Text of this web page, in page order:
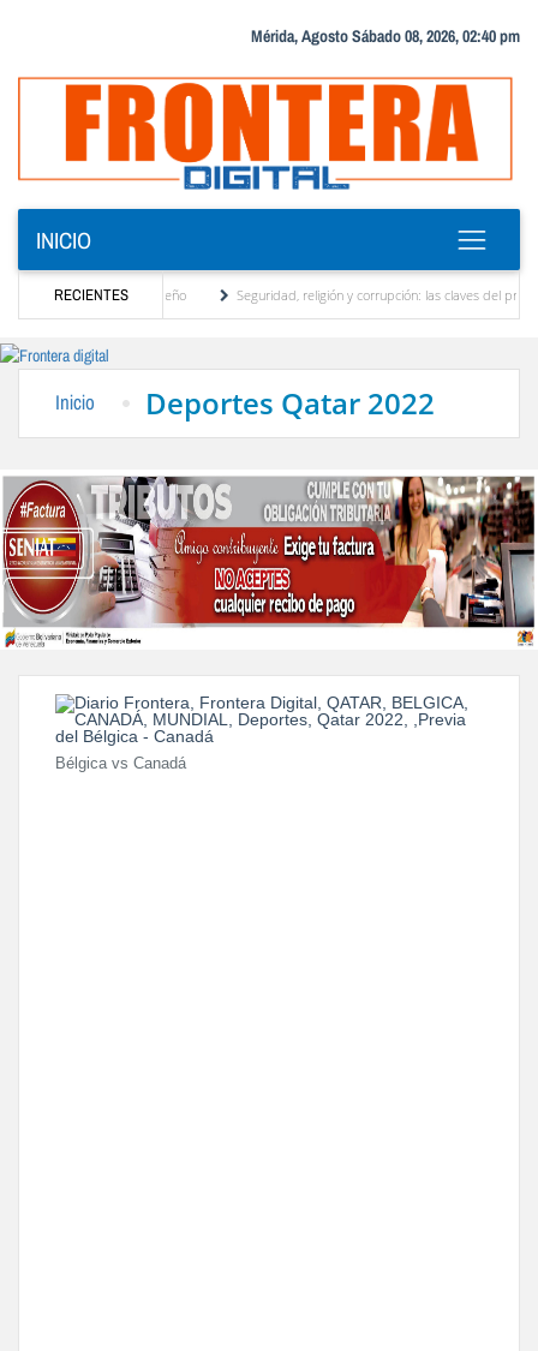
Mérida, Agosto Sábado 08, 2026, 02:40 pm
INICIO
RECIENTES
turístico merideño
Seguridad, religión y corrupción: las claves del primer
Inicio Deportes Qatar 2022
Bélgica vs Canadá